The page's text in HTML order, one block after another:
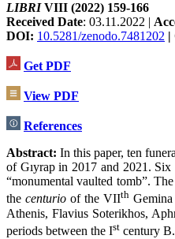
LIBRIVIII (2022) 159-166
Received Date: 03.11.2022 |
DOI: 10.5281/zenodo.7481202 |
Get PDF
View PDF
References
Abstract: In this paper, ten
of Gıyrap in 2017 and 2021.
“mon­umental vaulted tomb”.
thecenturio of the VIIth
Athenis, Flavius Soterikhos,
periods between the Ist century